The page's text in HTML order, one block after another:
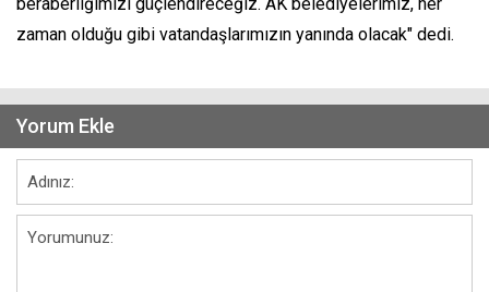
beraberliğimizi güçlendireceğiz. AK belediyelerimiz, her
zaman olduğu gibi vatandaşlarımızın yanında olacak" dedi.
Yorum Ekle